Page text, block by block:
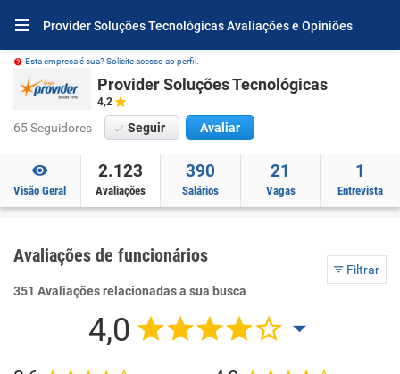
Provider Soluções Tecnológicas Avaliações e Opiniões
Esta empresa é sua? Solicite acesso ao perfil.
Provider Soluções Tecnológicas
4,2
65 Seguidores Seguir Avaliar
Visão Geral
2.123
Avaliações
390
Salários
21
Vagas
1
Entrevista
Avaliações de funcionários
Filtrar
351 Avaliações relacionadas a sua busca
4,0